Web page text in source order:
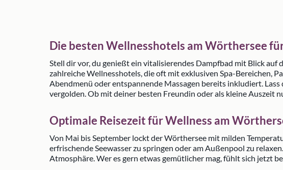
Die besten Wellnesshotels am Wörthersee
Stell dir vor, du genießt ein vitalisierendes Dampfbad mit Blick auf
zahlreiche Wellnesshotels, die oft mit exklusiven Spa-Bereichen,
Abendmenü oder entspannende Massagen bereits inkludiert.
vergolden. Ob mit deiner besten Freundin oder als kleine Auszeit
Optimale Reisezeit für Wellness am
Von Mai bis September lockt der Wörthersee mit milden
erfrischende Seewasser zu springen oder am Außenpool zu
Atmosphäre. Wer es gern etwas gemütlicher mag, fühlt sich jetzt